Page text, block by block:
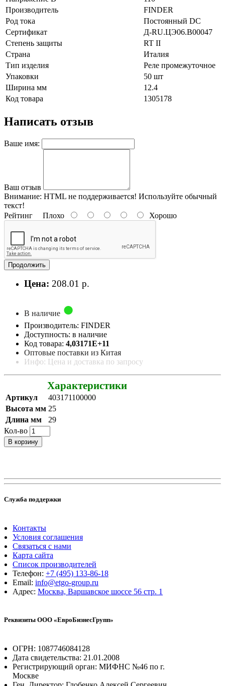
Производитель
FINDER
Род тока
Постоянный DC
Сертификат
Д-RU.ЦЭ06.B00047
Степень защиты
RT II
Страна
Италия
Тип изделия
Реле промежуточное
Упаковки
50 шт
Ширина мм
12.4
Код товара
1305178
Написать отзыв
Ваше имя:
Ваш отзыв
Внимание: HTML не поддерживается! Используйте обычный
текст!
Рейтинг Плохо Хорошо
Продолжить
Цена: 208.01 р.
В наличие
Производитель: FINDER
Доступность: в наличие
Код товара: 4,03171E+11
Оптовые поставки из Китая
Инфо: Цена и доставка по запросу
Характеристики
Артикул
403171100000
Высота мм 25
Длина мм
29
Кол-во
В корзину
Служба поддержки
Контакты
Условия соглашения
Связаться с нами
Карта сайта
Список производителей
Телефон: +7 (495) 133-86-18
Email: info@etgo-group.ru
Адрес: Москва, Варшавское шоссе 56 стр. 1
Реквизиты ООО «ЕвроБизнесГрупп»
ОГРН: 1087746084128
Дата свидетельства: 21.01.2008
Регистрирующий орган: МИФНС №46 по г.
Москве